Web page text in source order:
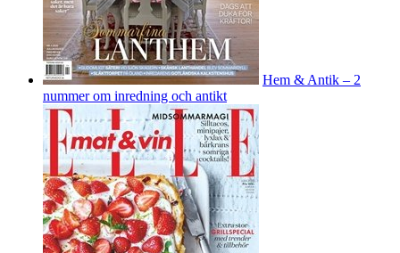
Hem & Antik – 2
nummer om inredning och antikt